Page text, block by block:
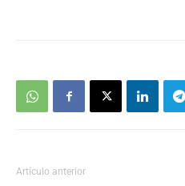
Artículo anterior